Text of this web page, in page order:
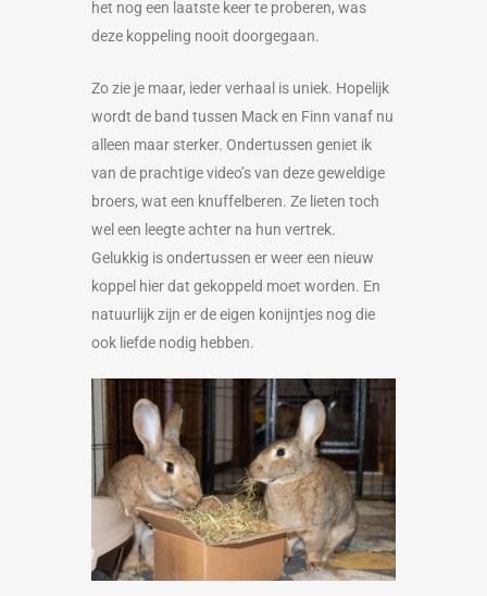
het nog een laatste keer te proberen, was
deze koppeling nooit doorgegaan.
Zo zie je maar, ieder verhaal is uniek. Hopelijk
wordt de band tussen Mack en Finn vanaf nu
alleen maar sterker. Ondertussen geniet ik
van de prachtige video’s van deze geweldige
broers, wat een knuffelberen. Ze lieten toch
wel een leegte achter na hun vertrek.
Gelukkig is ondertussen er weer een nieuw
koppel hier dat gekoppeld moet worden. En
natuurlijk zijn er de eigen konijntjes nog die
ook liefde nodig hebben.